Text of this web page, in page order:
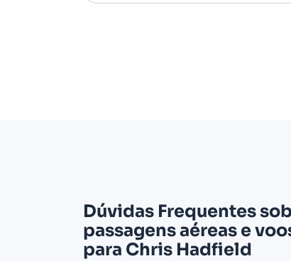
Dúvidas Frequentes
passagens aéreas e
para Chris Hadfield